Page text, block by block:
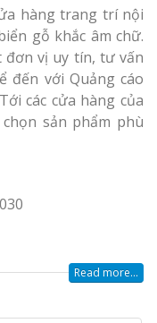
hàng trang trí nội
gỗ khắc âm chữ.
đơn vị uy tín, tư vấn
đến với Quảng cáo
các cửa hàng của
sản phẩm phù
Read more...